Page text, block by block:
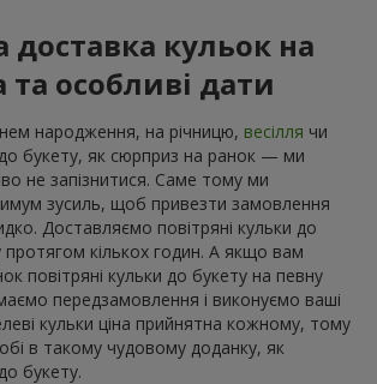
кульок на
та особливі дати
народження, на річницю, весілля чи
до букету, як сюрприз на ранок — ми
не запізнитися. Саме тому ми
зусиль, щоб привезти замовлення
Доставляємо повітряні кульки до
протягом кількох годин. А якщо вам
повітряні кульки до букету на певну
передзамовлення і виконуємо ваші
кульки ціна прийнятна кожному, тому
в такому чудовому доданку, як
букету.